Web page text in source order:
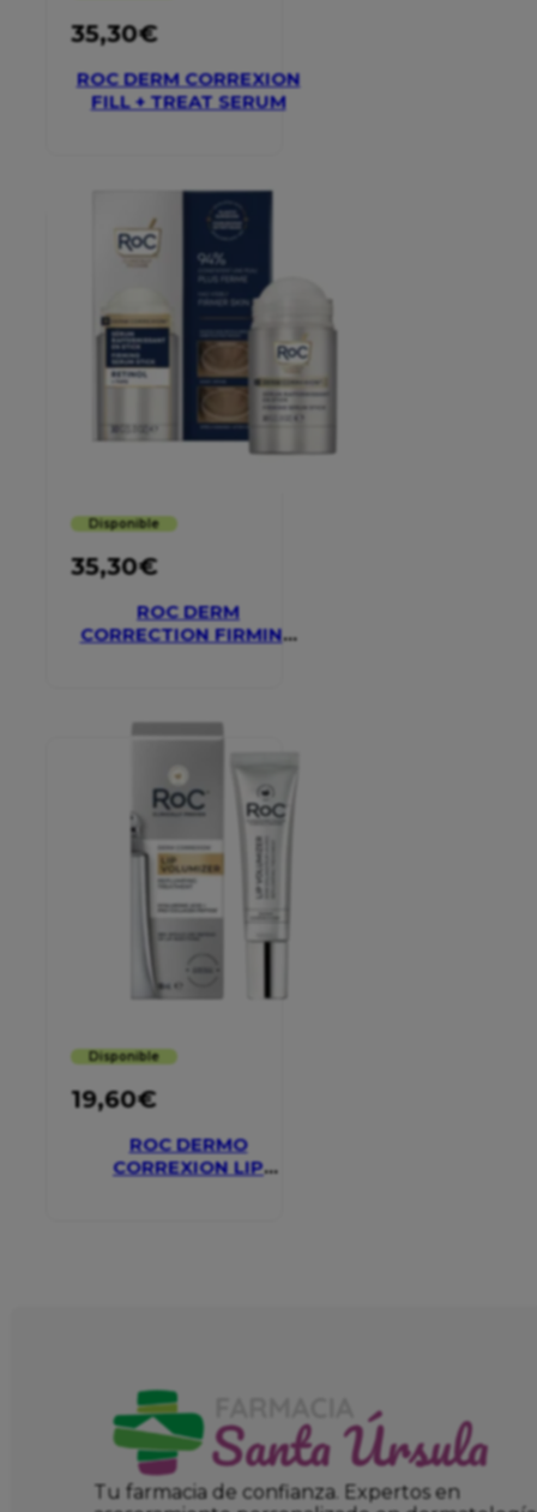
35,30€
ROC DERM CORREXION
FILL + TREAT SERUM
Disponible
35,30€
ROC DERM
CORRECTION FIRMING
Disponible
19,60€
ROC DERMO
CORREXION LIP
Tu farmacia de confianza. Expertos en